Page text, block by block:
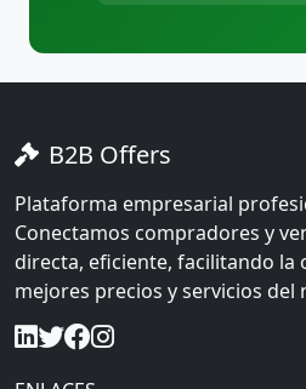
B2B Offers
Plataforma empresarial
Conectamos compradores y
directa, eficiente, facilitando la
mejores precios y servicios del